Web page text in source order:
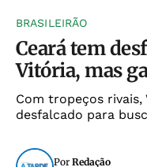
BRASILEIRÃO
Ceará tem
Vitória, mas
Com tropeços rivais,
desfalcado para
Por Redação